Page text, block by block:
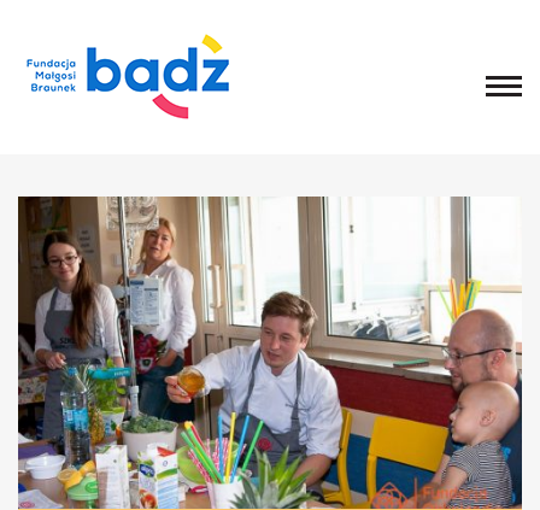
List Małgosi
Statut
Zarząd
Rada Fundacji
Rada Programowa
Wolontariusze
Sprawozdania
Kongres
O Kongresie
Kongres 2020